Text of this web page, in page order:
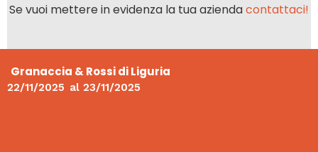
Se vuoi mettere in evidenza la tua aziendacontattaci!
Granaccia & Rossi di Liguria
22/11/2025 al 23/11/2025